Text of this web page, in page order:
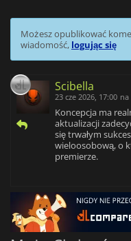
Możesz opublikować
wiadomość, logując się
Scibella
23 cze 2026, 17:00 na
Koncepcja ma
aktualizacji
się trwałym
wieloosobową, o
premierze.